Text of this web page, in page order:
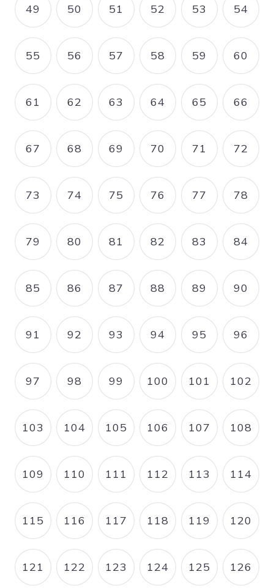
PAGE
49 PAGE
50 PAGE
51 PAGE
52 PAGE
53 PAGE
54
PAGE
55 PAGE
56 PAGE
57 PAGE
58 PAGE
59 PAGE
60
PAGE
61 PAGE
62 PAGE
63 PAGE
64 PAGE
65 PAGE
66
PAGE
67 PAGE
68 PAGE
69 PAGE
70 PAGE
71 PAGE
72
PAGE
73 PAGE
74 PAGE
75 PAGE
76 PAGE
77 PAGE
78
PAGE
79 PAGE
80 PAGE
81 PAGE
82 PAGE
83 PAGE
84
PAGE
85 PAGE
86 PAGE
87 PAGE
88 PAGE
89 PAGE
90
PAGE
91 PAGE
92 PAGE
93 PAGE
94 PAGE
95 PAGE
96
PAGE
97 PAGE
98 PAGE
99 PAGE
100 PAGE
101 PAGE
102
PAGE
103 PAGE
104 PAGE
105 PAGE
106 PAGE
107 PAGE
108
PAGE
109 PAGE
110 PAGE
111 PAGE
112 PAGE
113 PAGE
114
PAGE
115 PAGE
116 PAGE
117 PAGE
118 PAGE
119 PAGE
120
PAGE
121 PAGE
122 PAGE
123 PAGE
124 PAGE
125 PAGE
126